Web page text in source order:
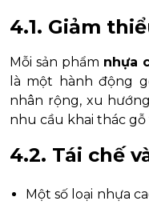
4.1. Giảm
Mỗi sản phẩm nhựa
là một hành động
nhân rộng, xu
nhu cầu khai thác
4.2. Tái chế
Một số loại nhựa